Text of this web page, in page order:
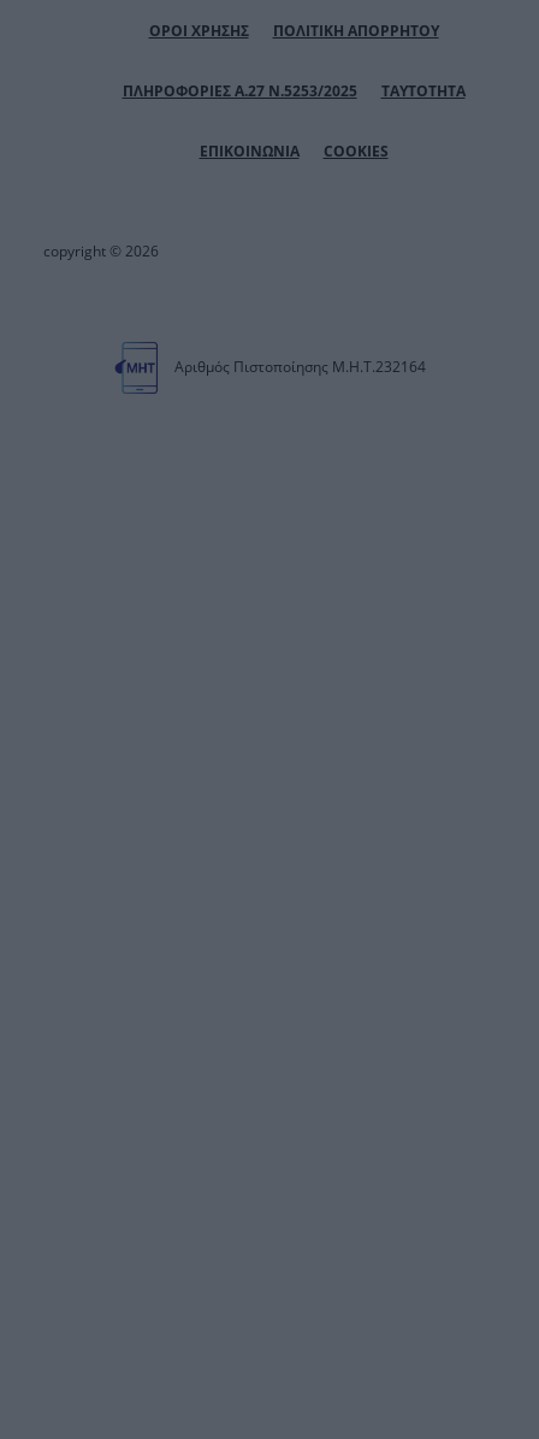
ΟΡΟΙ ΧΡΗΣΗΣ ΠΟΛΙΤΙΚΗ ΑΠΟΡΡΗΤΟΥ
ΠΛΗΡΟΦΟΡΙΕΣ Α.27 Ν.5253/2025 ΤΑΥΤΟΤΗΤΑ
ΕΠΙΚΟΙΝΩΝΙΑ COOKIES
copyright © 2026
Αριθμός Πιστοποίησης Μ.Η.Τ.232164